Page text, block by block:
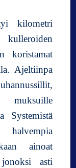
kilometri
koristamat
Ajeltiinpa
Systemistä
halvempia
ainoat
asti